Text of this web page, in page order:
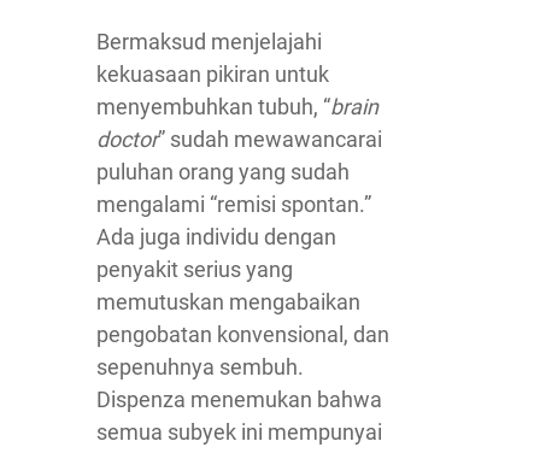
Bermaksud menjelajahi
kekuasaan pikiran untuk
menyembuhkan tubuh, “brain
doctor” sudah mewawancarai
puluhan orang yang sudah
mengalami “remisi spontan.”
Ada juga individu dengan
penyakit serius yang
memutuskan mengabaikan
pengobatan konvensional, dan
sepenuhnya sembuh.
Dispenza menemukan bahwa
semua subyek ini mempunyai